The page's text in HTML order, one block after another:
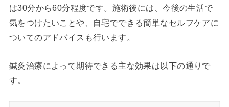
は30分から60分程度です。施術後には、今後の生活で
気をつけたいことや、自宅でできる簡単なセルフケアに
ついてのアドバイスも行います。
鍼灸治療によって期待できる主な効果は以下の通りで
す。